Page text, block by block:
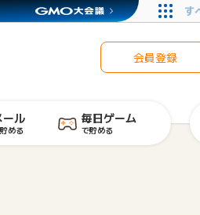
会員登録
ール
める
毎日ゲーム
で貯める